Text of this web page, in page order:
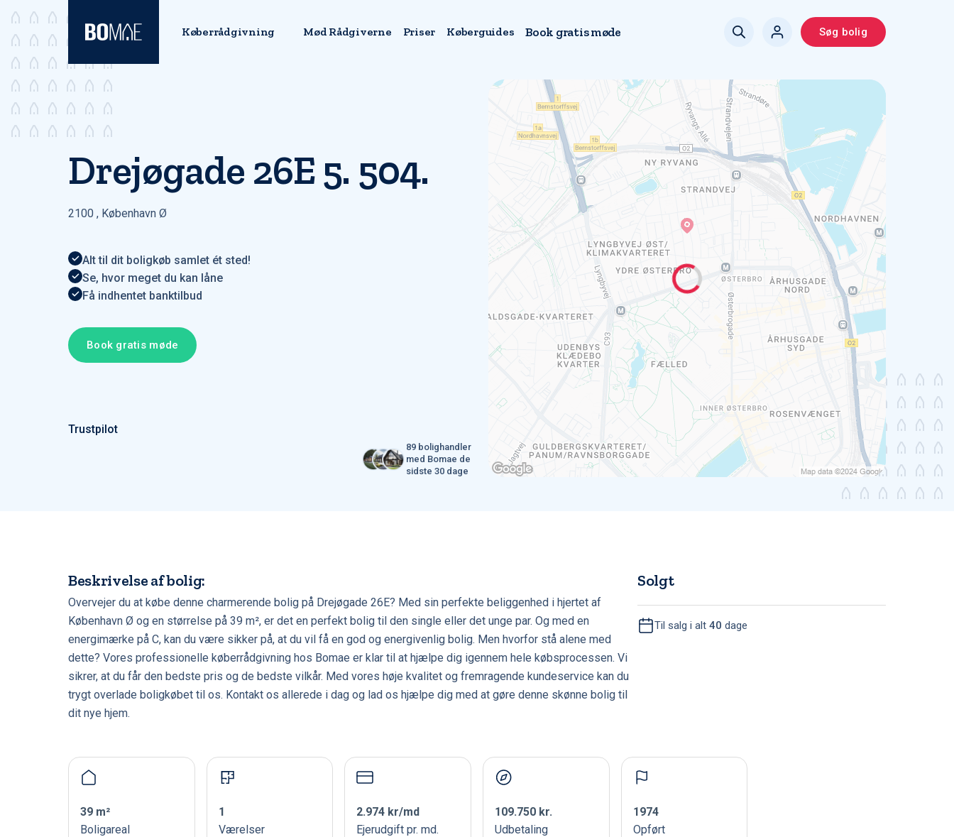
Køberrådgivning Mød Rådgiverne Priser Køberguides Book gratis møde Søg bolig
Drejøgade 26E 5. 504.
2100 , København Ø
Alt til dit boligkøb samlet ét sted!
Se, hvor meget du kan låne
Få indhentet banktilbud
Book gratis møde
Trustpilot
89 bolighandler
med Bomae de
sidste 30 dage
Beskrivelse af bolig:
Overvejer du at købe denne charmerende bolig på Drejøgade 26E? Med sin perfekte beliggenhed i hjertet af
København Ø og en størrelse på 39 m², er det en perfekt bolig til den single eller det unge par. Og med en
energimærke på C, kan du være sikker på, at du vil få en god og energivenlig bolig. Men hvorfor stå alene med
dette? Vores professionelle køberrådgivning hos Bomae er klar til at hjælpe dig igennem hele købsprocessen. Vi
sikrer, at du får den bedste pris og de bedste vilkår. Med vores høje kvalitet og fremragende kundeservice kan du
trygt overlade boligkøbet til os. Kontakt os allerede i dag og lad os hjælpe dig med at gøre denne skønne bolig til
dit nye hjem.
Solgt
Til salg i alt 40 dage
39 m²
Boligareal
1
Værelser
2.974 kr/md
Ejerudgift pr. md.
109.750 kr.
Udbetaling
1974
Opført